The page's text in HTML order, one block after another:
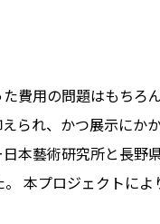
費用の問題はもち
られ、かつ展示に
本藝術研究所と長野
本プロジェクトに